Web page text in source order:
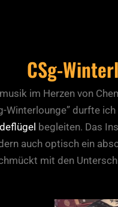
CSg-
im Herzen von
Winterlounge” durfte
begleiten. Das
auch optisch ein
mit den